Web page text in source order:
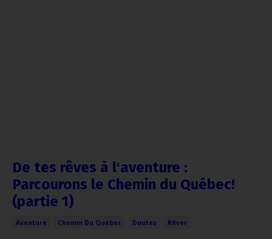
De tes rêves à l'aventure :
Parcourons le Chemin du Québec!
(partie 1)
Aventure Chemin Du Québec Doutes Rêver